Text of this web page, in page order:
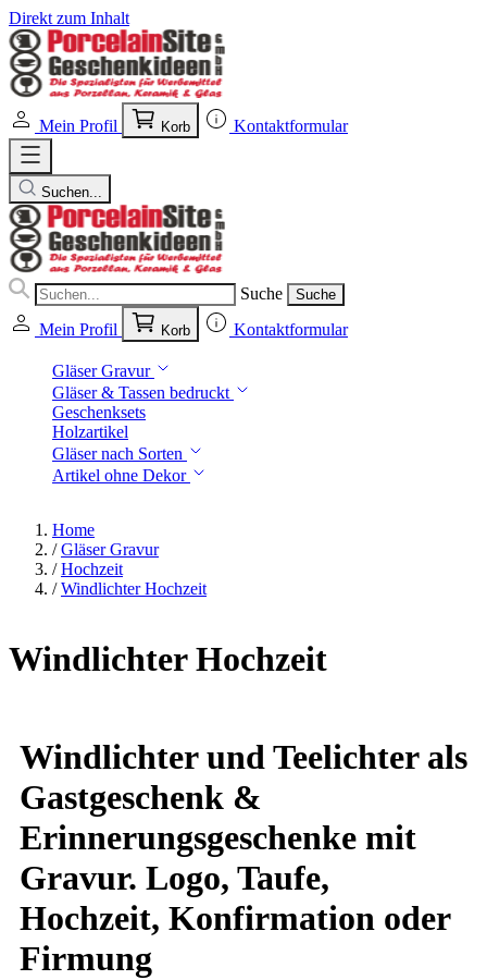
Direkt zum Inhalt
Mein Profil Korb Kontaktformular
Suchen...
Suche Suche
Mein Profil Korb Kontaktformular
Gläser Gravur
Gläser & Tassen bedruckt
Geschenksets
Holzartikel
Gläser nach Sorten
Artikel ohne Dekor
Home
/ Gläser Gravur
/ Hochzeit
/ Windlichter Hochzeit
Windlichter Hochzeit
Windlichter und Teelichter als
Gastgeschenk &
Erinnerungsgeschenke mit
Gravur. Logo, Taufe,
Hochzeit, Konfirmation oder
Firmung